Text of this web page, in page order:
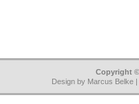
Copyright
Design by Marcus Belke